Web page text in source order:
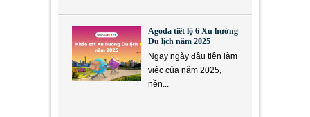
Agoda tiết lộ 6 Xu hướng
Du lịch năm 2025
Ngay ngày đầu tiên làm
việc của năm 2025,
nền...